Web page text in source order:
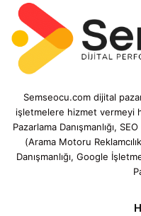
Semseocu.com dijital
işletmelere hizmet vermeyi
Pazarlama Danışmanlığı,
(Arama Motoru
Danışmanlığı, Google